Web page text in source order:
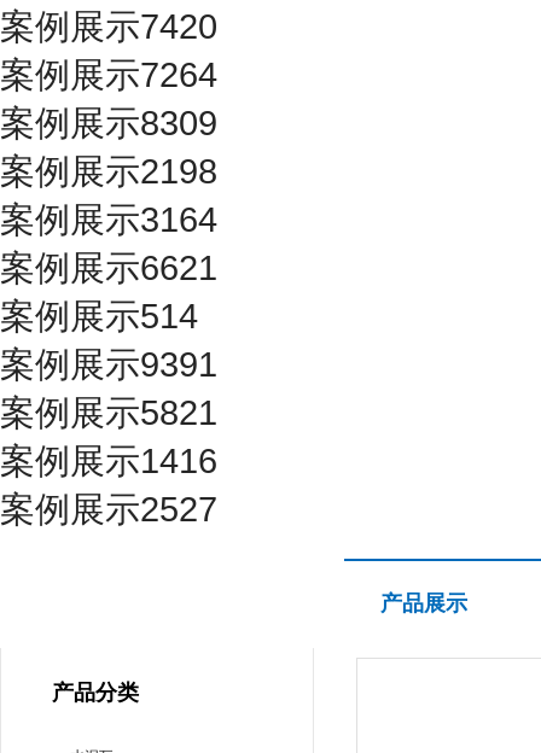
案例展示7420
案例展示7264
案例展示8309
案例展示2198
案例展示3164
案例展示6621
案例展示514
案例展示9391
案例展示5821
案例展示1416
案例展示2527
产品分类
产品展示